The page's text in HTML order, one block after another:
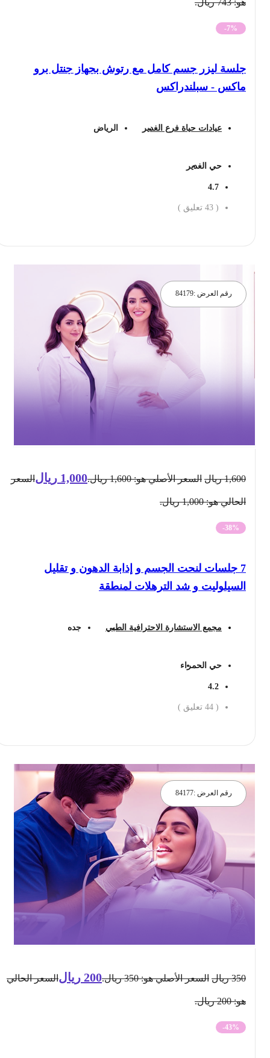
-7%
جلسة ليزر جسم كامل مع رتوش بجهاز جنتل برو
ماكس - سبلندراكس
عيادات حياة فرع الغدير الرياض
حي الغدير
4.7
43 تعليق )
رقم العرض :84179
1,600 ريال السعر الأصلي هو: 1,600 ريال. 1,000 ريال السعر
الحالي هو: 1,000 ريال.
-38%
7 جلسات لنحت الجسم و إذابة الدهون و تقليل
السيلوليت و شد الترهلات لمنطقة
مجمع الاستشارة الاحترافية الطبي جده
حي الحمراء
4.2
44 تعليق )
رقم العرض :84177
ريال السعر الأصلي هو: 350 ريال. 200 ريال السعر الحالي
-43%